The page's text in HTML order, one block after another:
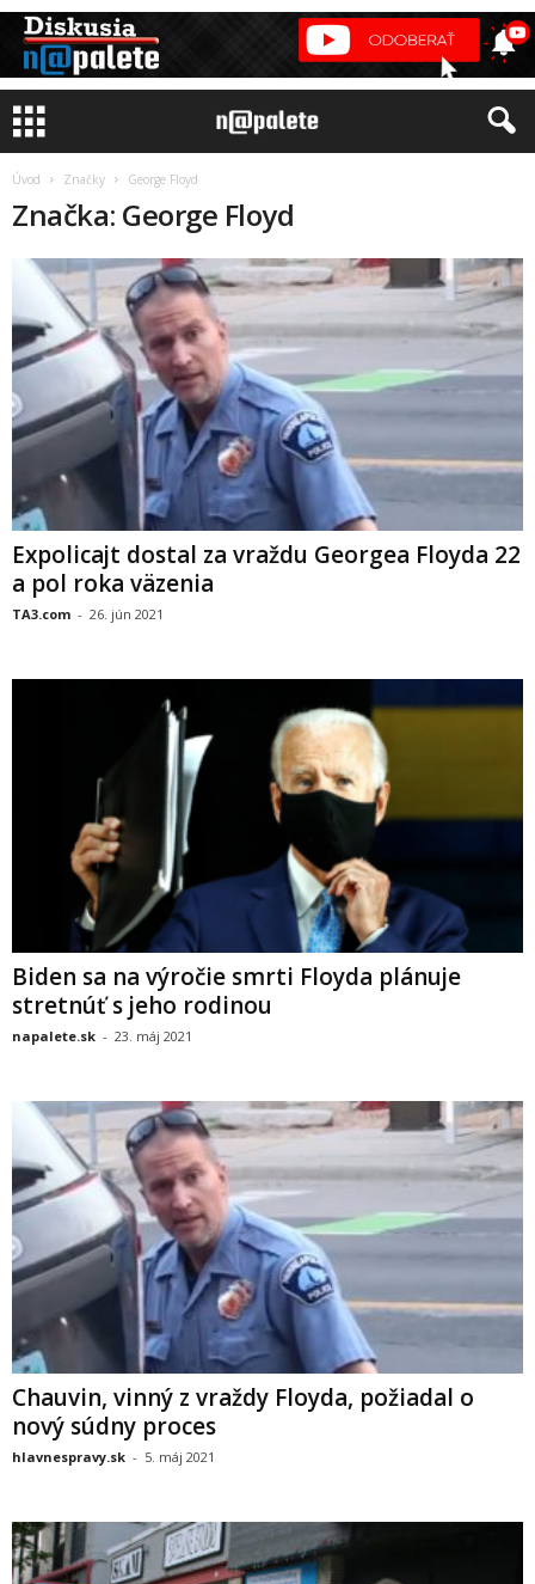
Úvod Značky George Floyd
Značka: George Floyd
Expolicajt dostal za vraždu Georgea Floyda 22
a pol roka väzenia
TA3.com - 26. jún 2021
Biden sa na výročie smrti Floyda plánuje
stretnúť s jeho rodinou
napalete.sk - 23. máj 2021
Chauvin, vinný z vraždy Floyda, požiadal o
nový súdny proces
hlavnespravy.sk - 5. máj 2021